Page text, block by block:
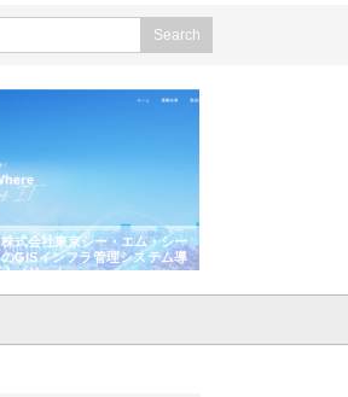
株式会社東京シー・エム・シー
のGISインフラ管理システム導
入メリット